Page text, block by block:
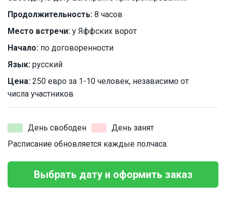
Продолжительность: 8 часов
Место встречи: у Яффских ворот
Начало: по договоренности
Язык: русский
Цена: 250 евро за 1-10 человек, независимо от
числа участников
День свободен
День занят
Расписание обновляется каждые полчаса.
Выбрать дату и оформить заказ